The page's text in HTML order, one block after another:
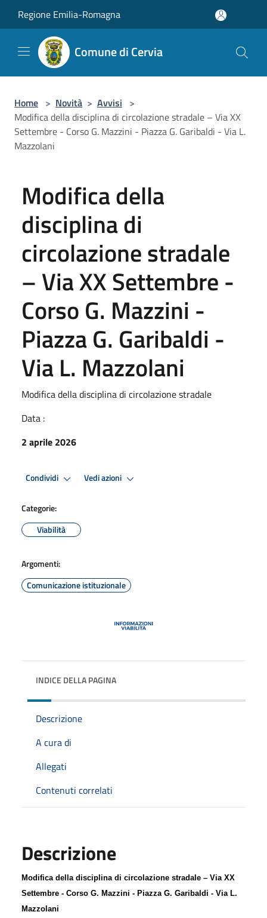
Regione Emilia-Romagna
Comune di Cervia
Home > Novità > Avvisi >
Modifica della disciplina di circolazione stradale – Via XX
Settembre - Corso G. Mazzini - Piazza G. Garibaldi - Via L.
Mazzolani
Modifica della
disciplina di
circolazione stradale
– Via XX Settembre -
Corso G. Mazzini -
Piazza G. Garibaldi -
Via L. Mazzolani
Modifica della disciplina di circolazione stradale
Data :
2 aprile 2026
Condividi Vedi azioni
Categorie:
Viabilità
Argomenti:
Comunicazione istituzionale
INDICE DELLA PAGINA
Descrizione
A cura di
Allegati
Contenuti correlati
Descrizione
Modifica della disciplina di circolazione stradale – Via XX
Settembre - Corso G. Mazzini - Piazza G. Garibaldi - Via L.
Mazzolani